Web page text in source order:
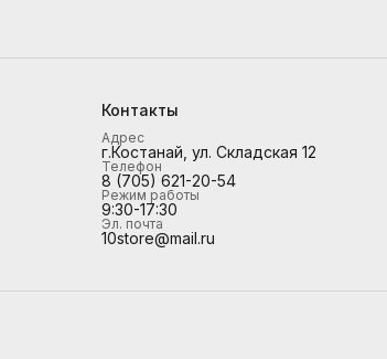
Контакты
Адрес
г.Костанай, ул. Складская 12
Телефон
8 (705) 621-20-54
Режим работы
9:30-17:30
Эл. почта
10store@mail.ru